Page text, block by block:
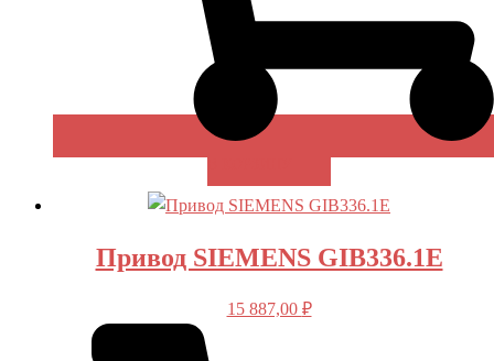
Привод SIEMENS GIB336.1E
15 887,00 ₽